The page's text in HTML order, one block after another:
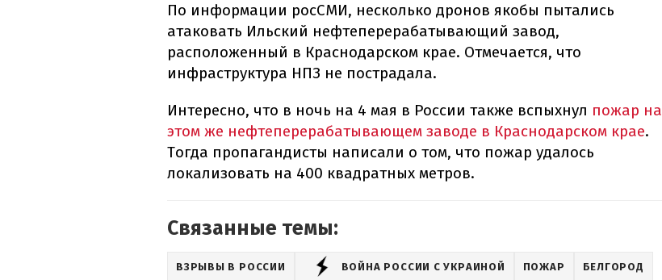
По информации росСМИ, несколько дронов якобы пытались
атаковать Ильский нефтеперерабатывающий завод,
расположенный в Краснодарском крае. Отмечается, что
инфраструктура НПЗ не пострадала.
Интересно, что в ночь на 4 мая в России также вспыхнул пожар на
этом же нефтеперерабатывающем заводе в Краснодарском крае.
Тогда пропагандисты написали о том, что пожар удалось
локализовать на 400 квадратных метров.
Связанные темы:
ВЗРЫВЫ В РОССИИ ВОЙНА РОССИИ С УКРАИНОЙ ПОЖАР БЕЛГОРОД